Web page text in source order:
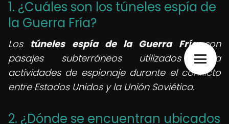
1. ¿Cuáles son los túneles espía de
la Guerra Fría?
Los túneles espía de la Guerra Fríason
pasajes subterráneos utilizados para
actividades de espionaje durante el conflicto
entre Estados Unidos y la Unión Soviética.
2. ¿Dónde se encuentran ubicados